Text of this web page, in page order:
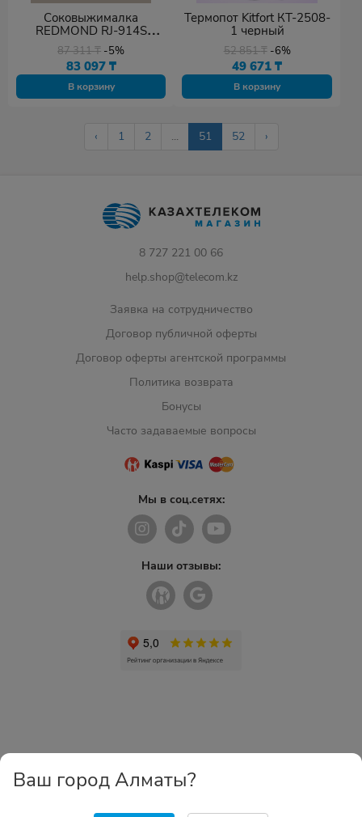
Соковыжималка
REDMOND RJ-914S
серебристый
87 311₸ -5%
83 097 ₸
В корзину
Термопот Kitfort КТ-2508-
1 черный
52 851₸ -6%
49 671₸
В корзину
‹ 1 2 ... 51 52 ›
8 727 221 00 66
help.shop@telecom.kz
Заявка на сотрудничество
Договор публичной оферты
Договор оферты агентской программы
Политика возврата
Бонусы
Часто задаваемые вопросы
Мы в соц.сетях:
Наши отзывы:
Ваш город Алматы?